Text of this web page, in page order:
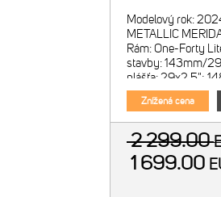
Modelový rok:
METALLIC
Rám: One-Forty
stavby: 143mm/
plášťa: 29x2.5";
Suntour XCR34
Znížená cena
2 299.00
1 699.00